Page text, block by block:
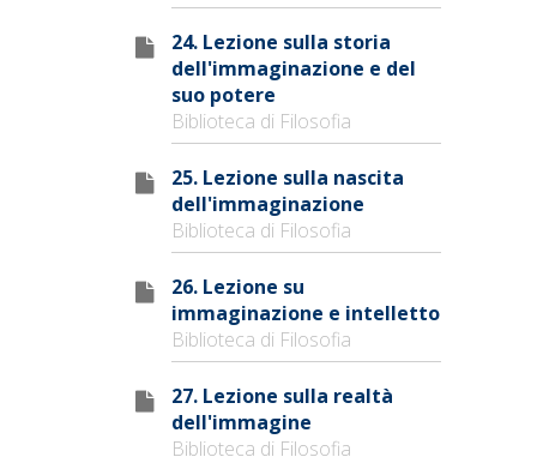
24. Lezione sulla storia
dell'immaginazione e del
suo potere
Biblioteca di Filosofia
25. Lezione sulla nascita
dell'immaginazione
Biblioteca di Filosofia
26. Lezione su
immaginazione e intelletto
Biblioteca di Filosofia
27. Lezione sulla realtà
dell'immagine
Biblioteca di Filosofia